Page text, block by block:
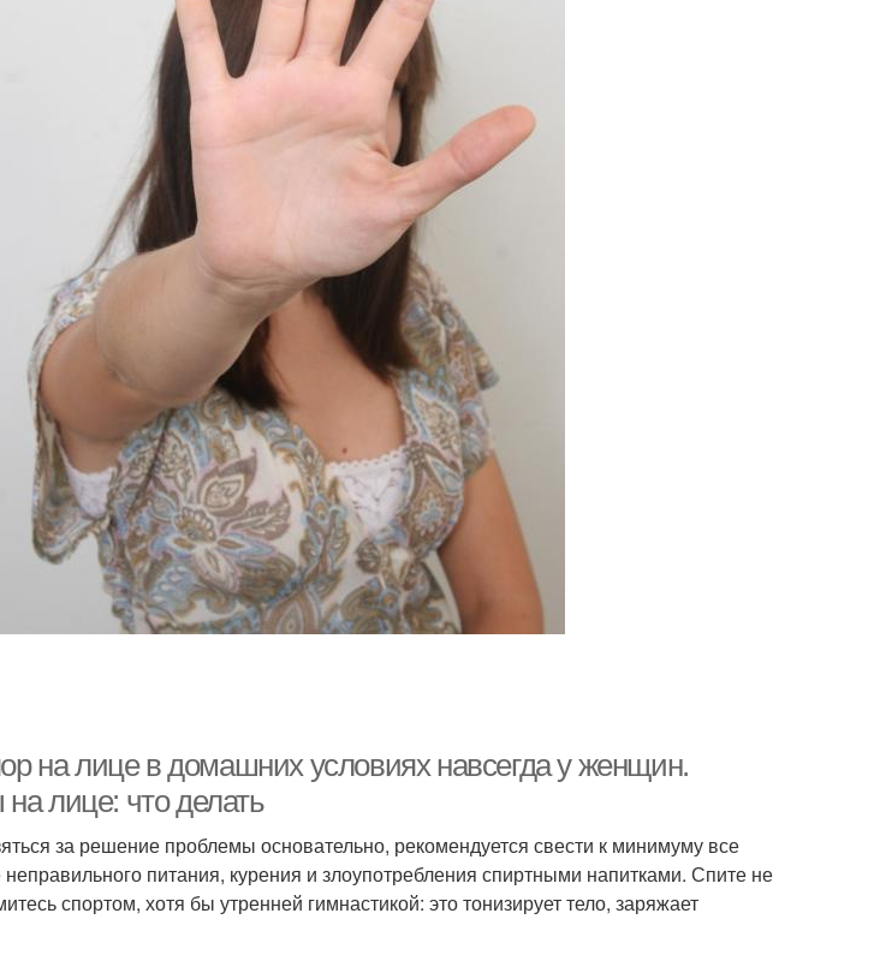
на лице в домашних условиях навсегда у женщин.
лице: что делать
за решение проблемы основательно, рекомендуется свести к минимуму все
питания, курения и злоупотребления спиртными напитками. Спите не
спортом, хотя бы утренней гимнастикой: это тонизирует тело, заряжает